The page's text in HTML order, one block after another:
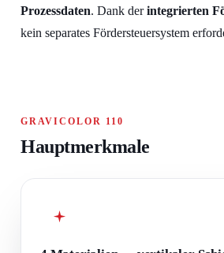
Prozessdaten. Dank derintegrierten
kein separates Fördersteuersystem
GRAVICOLOR 110
Hauptmerkmale